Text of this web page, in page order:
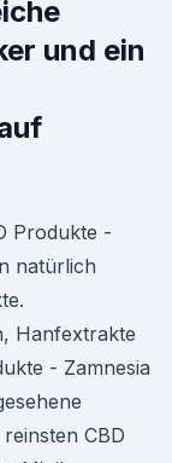
und ein
Produkte -
natürlich
Hanfextrakte
- Zamnesia
CBD